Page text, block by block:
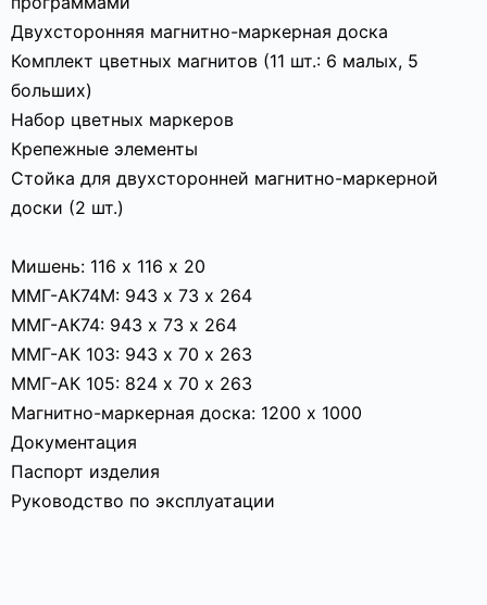
Двухсторонняя магнитно-маркерная доска
Комплект цветных магнитов (11 шт.: 6 малых, 5
больших)
Набор цветных маркеров
Крепежные элементы
Стойка для двухсторонней магнитно-маркерной
доски (2 шт.)
Мишень: 116 х 116 х 20
ММГ-АК74М: 943 х 73 х 264
ММГ-АК74: 943 х 73 х 264
ММГ-АК 103: 943 х 70 х 263
ММГ-АК 105: 824 х 70 х 263
Магнитно-маркерная доска: 1200 х 1000
Документация
Паспорт изделия
Руководство по эксплуатации